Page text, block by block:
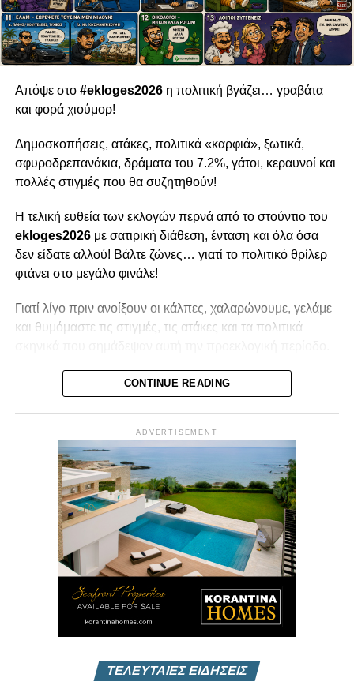
Απόψε στο #ekloges2026η πολιτική βγάζει… γραβάτα
και φορά χιούμορ!
Δημοσκοπήσεις, ατάκες, πολιτικά «καρφιά», ξωτικά,
σφυροδρεπανάκια, δράματα του 7.2%, γάτοι, κεραυνοί και
πολλές στιγμές που θα συζητηθούν!
Η τελική ευθεία των εκλογών περνά από το στούντιο του
ekloges2026με σατιρική διάθεση, ένταση και όλα όσα
δεν είδατε αλλού! Βάλτε ζώνες… γιατί το πολιτικό θρίλερ
φτάνει στο μεγάλο φινάλε!
Γιατί λίγο πριν ανοίξουν οι κάλπες, χαλαρώνουμε, γελάμε
και θυμόμαστε τις στιγμές, τις ατάκες και τα πολιτικά
Απόψε στις 7:00 μ.μ. – Η τελική της προεκλογικής
περιόδου με χιούμορ!
CONTINUE READING
ADVERTISEMENT
ΤΕΛΕΥΤΑΙΕΣ ΕΙΔΗΣΕΙΣ